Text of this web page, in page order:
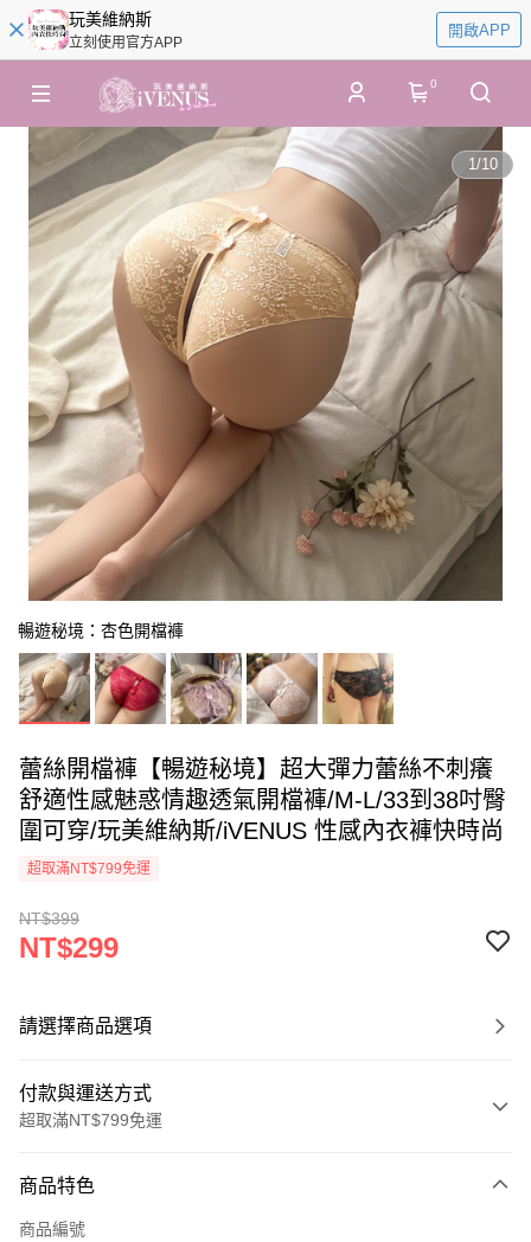
玩美維納斯
立刻使用官方APP
開啟APP
0
1/10
暢遊秘境：杏色開檔褲
蕾絲開檔褲【暢遊秘境】超大彈力蕾絲不刺癢
舒適性感魅惑情趣透氣開檔褲/M-L/33到38吋臀
圍可穿/玩美維納斯/iVENUS 性感內衣褲快時尚
超取滿NT$799免運
NT$399
NT$299
請選擇商品選項
付款與運送方式
超取滿NT$799免運
信用卡一次付款
商品特色
商品編號